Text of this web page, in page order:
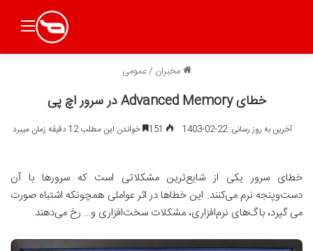
مخبران /عمومی
خطای Advanced Memory در سرور اچ پی
آخرین به روز رسانی: 22-02-1403 خواندن این مطلب 12 دقیقه زمان میبرد
خطای سرور یکی از شایع‌ترین مشکلاتی است که سرورها با آن
دست‌وپنجه نرم می‌کنند. این خطاها در اثر عواملی همچونکه اشتباه صورت
می گیرد، باگ‌های نرم‌افزاری، مشکلات سخت‌افزاری و… رخ می‌دهند.